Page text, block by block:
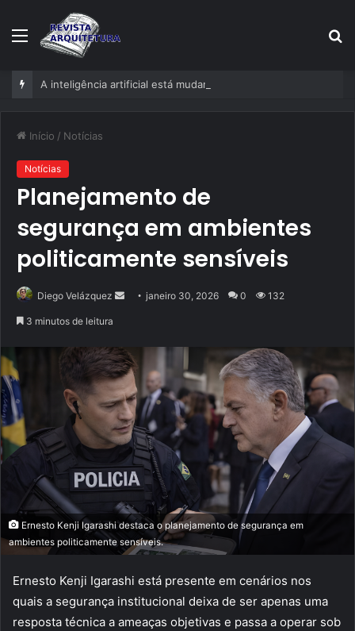
Menu
Início / Notícias
Notícias
Planejamento de
segurança em ambientes
politicamente sensíveis
Diego Velázquez
Mande
mail
janeiro 30, 2026 0 132
3 minutos de leitura
Ernesto Kenji Igarashi destaca o planejamento de segurança em
ambientes politicamente sensíveis.
Ernesto Kenji Igarashi está presente em cenários nos
quais a segurança institucional deixa de ser apenas uma
resposta técnica a ameaças objetivas e passa a operar sob